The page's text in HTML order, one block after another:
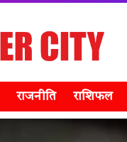
राजनीति राशिफल